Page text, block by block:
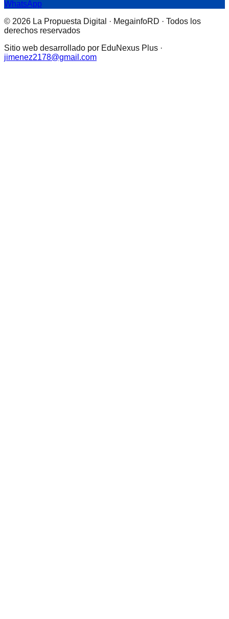
WhatsApp
© 2026 La Propuesta Digital · MegainfoRD · Todos los
derechos reservados
Sitio web desarrollado por EduNexus Plus ·
jimenez2178@gmail.com